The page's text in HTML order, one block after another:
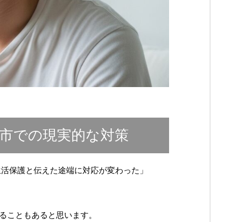
での現実的な対策
保護と伝えた途端に対応が変わった」
こともあると思います。